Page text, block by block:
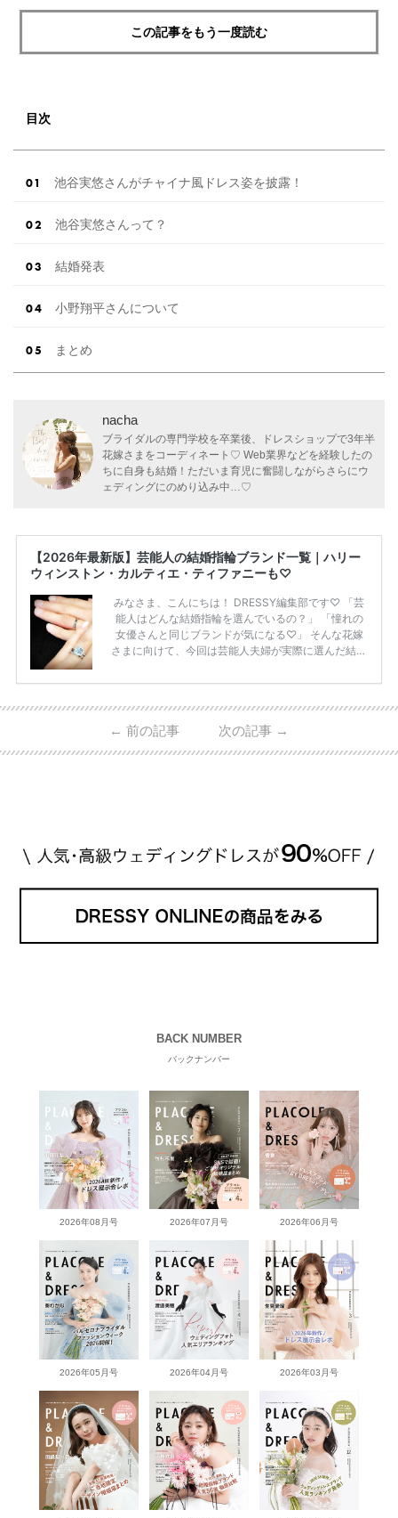
この記事をもう一度読む
目次
池谷実悠さんがチャイナ風ドレス姿を披露！
池谷実悠さんって？
結婚発表
小野翔平さんについて
まとめ
nacha
ブライダルの専門学校を卒業後、ドレスショップで3年半
花嫁さまをコーディネート♡ Web業界などを経験したの
ちに自身も結婚！ただいま育児に奮闘しながらさらにウ
ェディングにのめり込み中…♡
【2026年最新版】芸能人の結婚指輪ブランド一覧｜ハリー
ウィンストン・カルティエ・ティファニーも♡
みなさま、こんにちは！ DRESSY編集部です♡ 「芸
能人はどんな結婚指輪を選んでいるの？」 「憧れの
女優さんと同じブランドが気になる♡」 そんな花嫁
さまに向けて、今回は芸能人夫婦が実際に選んだ結婚
ーウィンストンやカルティエ、ティファニーなど世界
日本で人気のブランドまで幅広くご紹介。 さらに、
・愛用している芸能人夫婦 ・リングの特徴や魅力 ・
← 前の記事 次の記事 →
BACK NUMBER
バックナンバー
2026年08月号 2026年07月号 2026年06月号
2026年05月号 2026年04月号 2026年03月号